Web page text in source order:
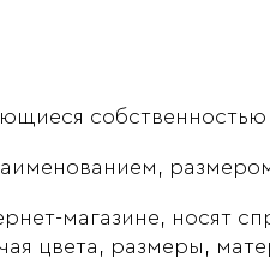
магазине, носят
цвета, размеры,